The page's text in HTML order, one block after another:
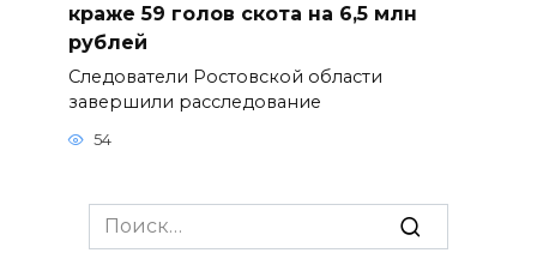
краже 59 голов скота на 6,5 млн
рублей
Следователи Ростовской области
завершили расследование
54
Search
for: